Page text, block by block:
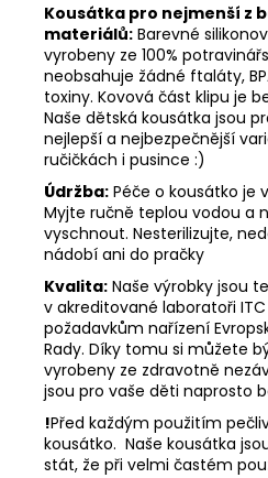
Kousátka pro nejmenší z
materiálů: Barevné
vyrobeny ze 100%
neobsahuje žádné ftaláty,
toxiny. Kovová část klipu je
Naše dětská kousátka jsou
nejlepší a nejbezpečnější
ručičkách i pusince :)
Údržba: Péče o kousátko je
Myjte ručně teplou vodou a
vyschnout. Nesterilizujte,
nádobí ani do pračky
Kvalita: Naše výrobky jsou
v akreditované laboratoři
požadavkům nařízení
Rady. Díky tomu si můžete
vyrobeny ze zdravotně
jsou pro vaše děti naprosto
!Před každým použitím
kousátko. Naše kousátka
stát, že při velmi častém